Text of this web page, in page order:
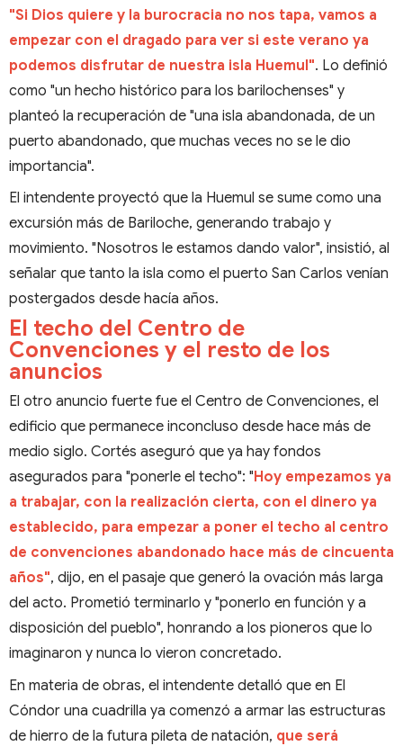
"Si Dios quiere y la burocracia no nos tapa, vamos a
empezar con el dragado para ver si este verano ya
podemos disfrutar de nuestra isla Huemul". Lo definió
como "un hecho histórico para los barilochenses" y
planteó la recuperación de "una isla abandonada, de un
puerto abandonado, que muchas veces no se le dio
importancia".
El intendente proyectó que la Huemul se sume como una
excursión más de Bariloche, generando trabajo y
movimiento. "Nosotros le estamos dando valor", insistió, al
señalar que tanto la isla como el puerto San Carlos venían
postergados desde hacía años.
El techo del Centro de
Convenciones y el resto de los
anuncios
El otro anuncio fuerte fue el Centro de Convenciones, el
edificio que permanece inconcluso desde hace más de
medio siglo. Cortés aseguró que ya hay fondos
asegurados para "ponerle el techo": "Hoy empezamos ya
a trabajar, con la realización cierta, con el dinero ya
establecido, para empezar a poner el techo al centro
de convenciones abandonado hace más de cincuenta
años", dijo, en el pasaje que generó la ovación más larga
del acto. Prometió terminarlo y "ponerlo en función y a
disposición del pueblo", honrando a los pioneros que lo
imaginaron y nunca lo vieron concretado.
En materia de obras, el intendente detalló que en El
Cóndor una cuadrilla ya comenzó a armar las estructuras
de hierro de la futura pileta de natación, que será